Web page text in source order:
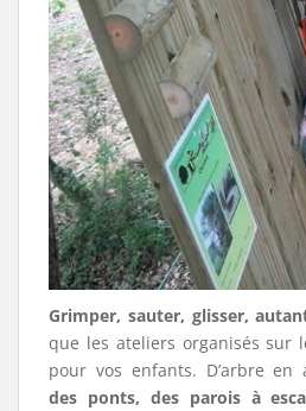
Grimper, sauter, glisser,
que les ateliers organisés sur
pour vos enfants. D’arbre
des ponts, des parois à